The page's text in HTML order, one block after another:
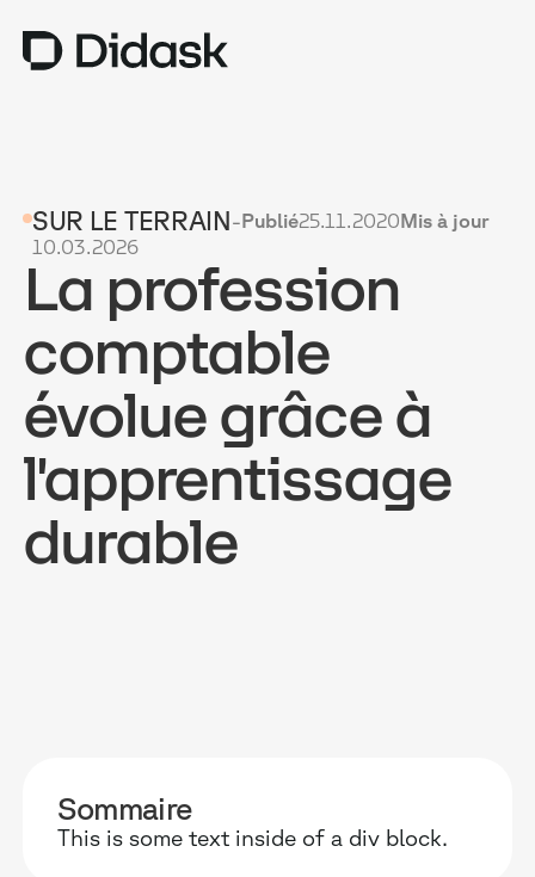
COACHING
NEW
USAGES
POURQUOI DIDASK ?
TARIFS
RESSOURCES
OBTENIR UNE DÉMO
SUR LE TERRAIN-Publié25.11.2020Mis à jour
10.03.2026
La profession
comptable
évolue grâce à
l'apprentissage
durable
Sommaire
This is some text inside of a div block.